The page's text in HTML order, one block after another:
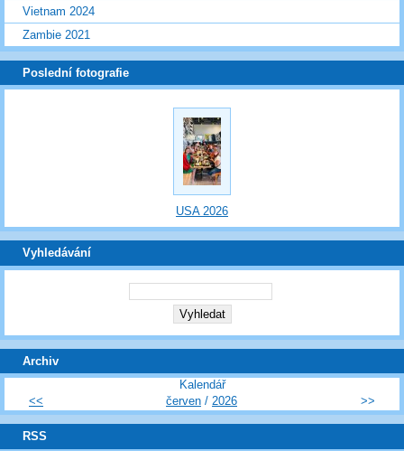
Vietnam 2024
Zambie 2021
Poslední fotografie
USA 2026
Vyhledávání
Archiv
Kalendář
<<
červen / 2026 >>
RSS